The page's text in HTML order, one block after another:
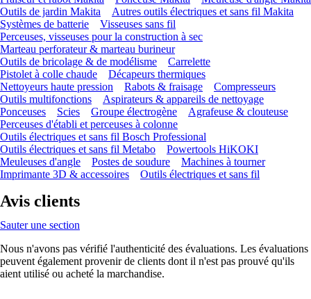
Outils de jardin Makita
Autres outils électriques et sans fil Makita
Systèmes de batterie
Visseuses sans fil
Perceuses, visseuses pour la construction à sec
Marteau perforateur & marteau burineur
Outils de bricolage & de modélisme
Carrelette
Pistolet à colle chaude
Décapeurs thermiques
Nettoyeurs haute pression
Rabots & fraisage
Compresseurs
Outils multifonctions
Aspirateurs & appareils de nettoyage
Ponceuses
Scies Groupe électrogène
Agrafeuse & clouteuse
Perceuses d'établi et perceuses à colonne
Outils électriques et sans fil Bosch Professional
Outils électriques et sans fil Metabo
Powertools HiKOKI
Meuleuses d'angle
Postes de soudure
Machines à tourner
Imprimante 3D & accessoires
Outils électriques et sans fil
Avis clients
Sauter une section
Nous n'avons pas vérifié l'authenticité des évaluations. Les évaluations
peuvent également provenir de clients dont il n'est pas prouvé qu'ils
aient utilisé ou acheté la marchandise.